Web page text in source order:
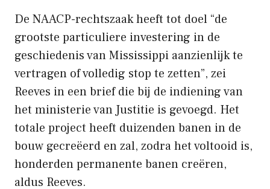
De NAACP-rechtszaak heeft tot doel “de
grootste particuliere investering in de
geschiedenis van Mississippi aanzienlijk te
vertragen of volledig stop te zetten”, zei
Reeves in een brief die bij de indiening van
het ministerie van Justitie is gevoegd. Het
totale project heeft duizenden banen in de
bouw gecreëerd en zal, zodra het voltooid is,
honderden permanente banen creëren,
aldus Reeves.